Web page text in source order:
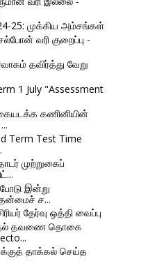
25: முக்கிய அம்சங்கள்
வரி குறைப்பு -
தவிர்த்து வேறு
1 July "Assessment
கணினியின்
Term Test Time
முற்றுகைப்
இன்று
ச...
தேர்வு ஒத்தி வைப்பு
தவணை தொகை
தாக்கல் செய்த